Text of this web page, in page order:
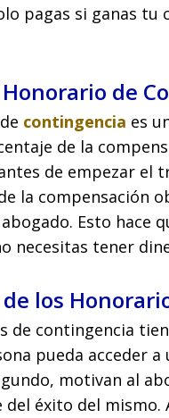
pagas si ganas
de
contingencia es
de la
de empezar el
la compensación
Esto hace
necesitas tener
los
de contingencia
pueda acceder
motivan al
del éxito del